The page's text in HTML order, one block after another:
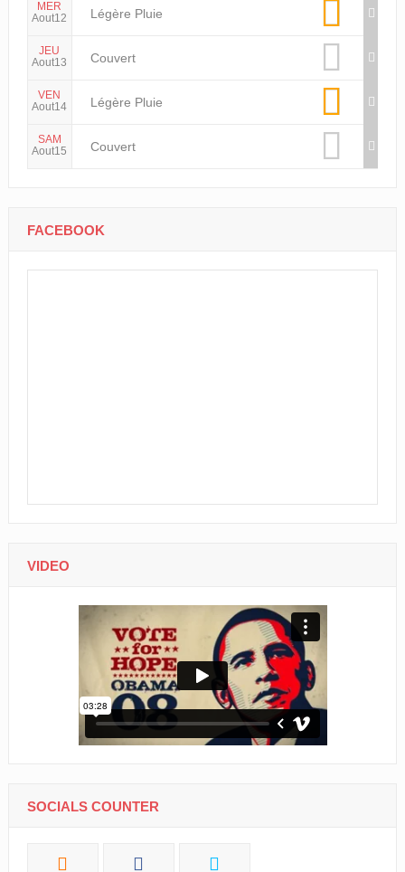
MER
Aout12
Légère Pluie
JEU
Aout13
Couvert
VEN
Aout14
Légère Pluie
SAM
Aout15
Couvert
FACEBOOK
VIDEO
SOCIALS COUNTER